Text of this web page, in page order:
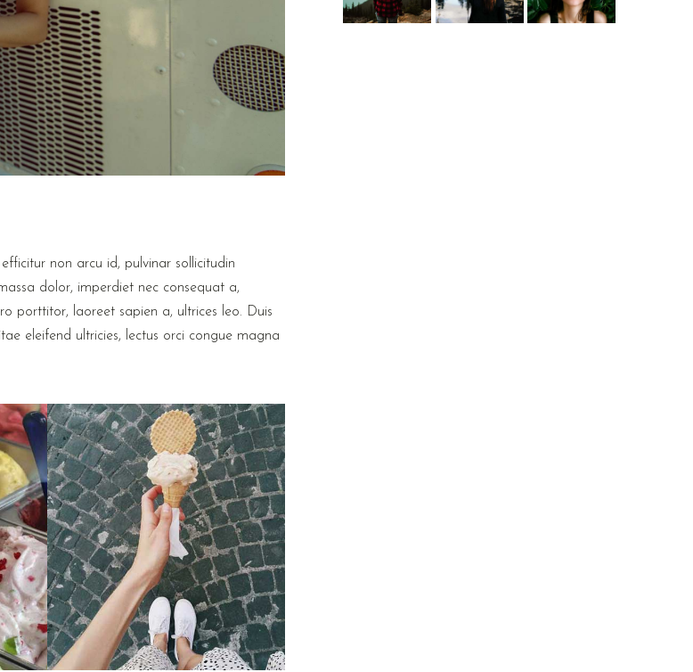
non arcu id, pulvinar sollicitudin
dolor, imperdiet nec consequat a,
porttitor, laoreet sapien a, ultrices leo. Duis
eleifend ultricies, lectus orci congue magna